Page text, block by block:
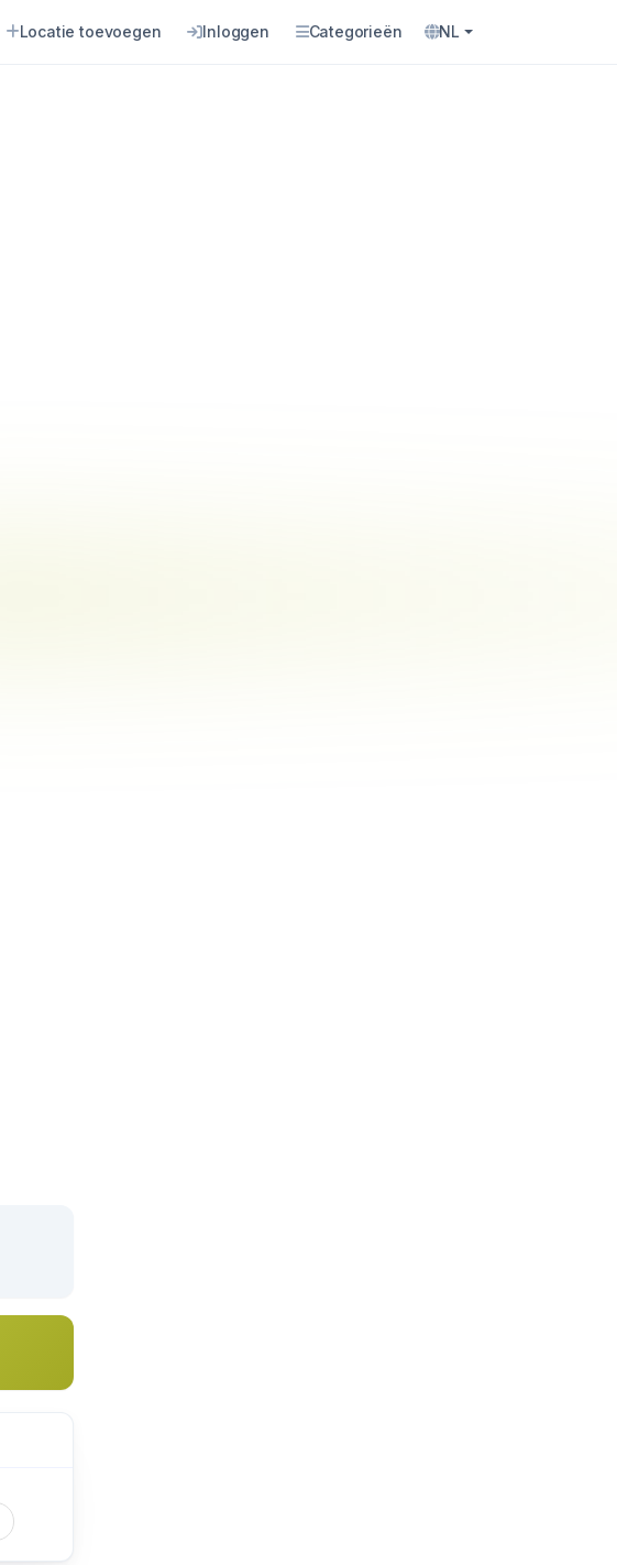
Locatie toevoegen Inloggen Categorieën NL